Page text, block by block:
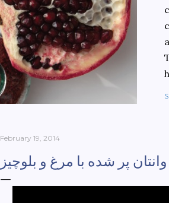
February 19, 2014
پر شده با مرغ و بلوچیز